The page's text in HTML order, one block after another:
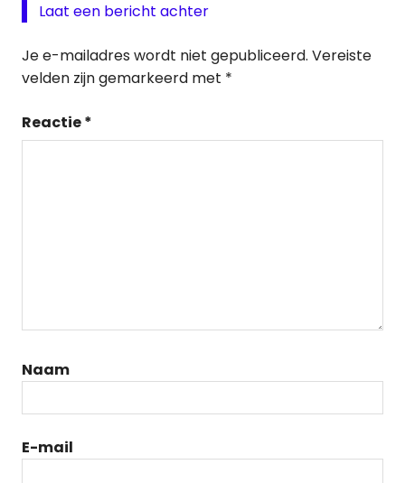
Laat een bericht achter
Je e-mailadres wordt niet gepubliceerd. Vereiste
velden zijn gemarkeerd met *
Reactie*
Naam
E-mail